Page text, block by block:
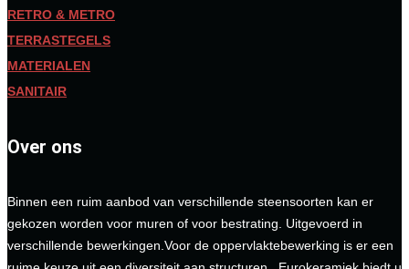
RETRO & METRO
TERRASTEGELS
MATERIALEN
SANITAIR
Over ons
Binnen een ruim aanbod van verschillende steensoorten kan er
gekozen worden voor muren of voor bestrating. Uitgevoerd in
verschillende bewerkingen.Voor de oppervlaktebewerking is er een